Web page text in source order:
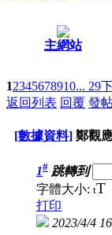
主網站
12345678910... 29
返回列表 回覆 發
[數據資料] 鄭觀
1# 跳轉到
字體大小: tT
打印
2023/4/4